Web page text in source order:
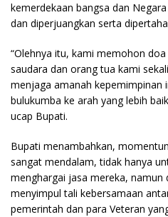
kemerdekaan bangsa dan
dan diperjuangkan serta
“Olehnya itu, kami memohon
saudara dan orang tua kami
menjaga amanah kepemimpinan
bulukumba ke arah yang lebih
ucap Bupati.
Bupati menambahkan,
sangat mendalam, tidak hanya
menghargai jasa mereka, namun
menyimpul tali kebersamaan
pemerintah dan para Veteran